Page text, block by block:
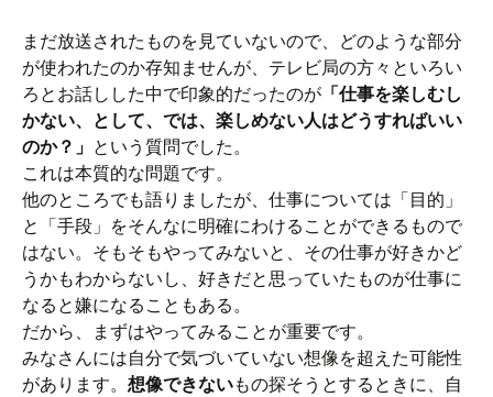
まだ放送されたものを見ていないので、どのような部分
が使われたのか存知ませんが、テレビ局の方々といろい
ろとお話しした中で印象的だったのが 「仕事を楽しむし
かない、として、では、楽しめない人はどうすればいい
のか？」 という質問でした。
これは本質的な問題です。
他のところでも語りましたが、仕事については「目的」
と「手段」をそんなに明確にわけることができるもので
はない。そもそもやってみないと、その仕事が好きかど
うかもわからないし、好きだと思っていたものが仕事に
なると嫌になることもある。
だから、まずはやってみることが重要です。
みなさんには自分で気づいていない想像を超えた可能性
があります。 想像できないもの探そうとするときに、自